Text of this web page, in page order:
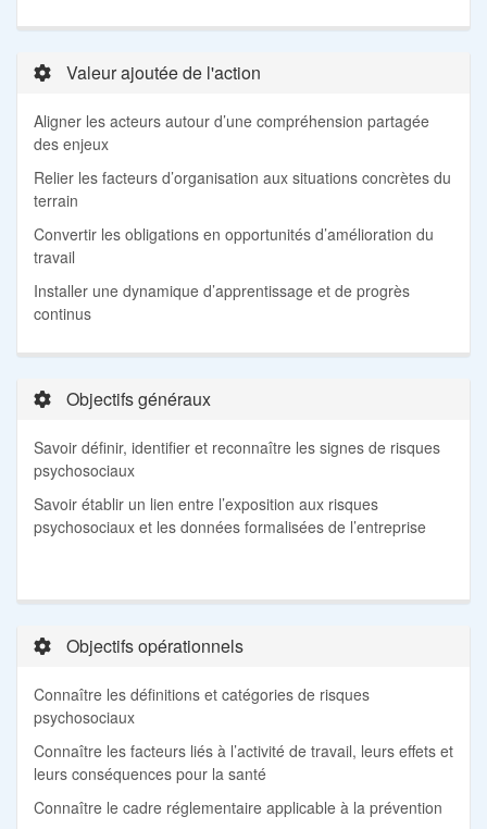
Valeur ajoutée de l'action
Aligner les acteurs autour d’une compréhension partagée
des enjeux
Relier les facteurs d’organisation aux situations concrètes du
terrain
Convertir les obligations en opportunités d’amélioration du
travail
Installer une dynamique d’apprentissage et de progrès
continus
Objectifs généraux
Savoir définir, identifier et reconnaître les signes de risques
psychosociaux
Savoir établir un lien entre l’exposition aux risques
psychosociaux et les données formalisées de l’entreprise
Objectifs opérationnels
Connaître les définitions et catégories de risques
psychosociaux
Connaître les facteurs liés à l’activité de travail, leurs effets et
leurs conséquences pour la santé
Connaître le cadre réglementaire applicable à la prévention